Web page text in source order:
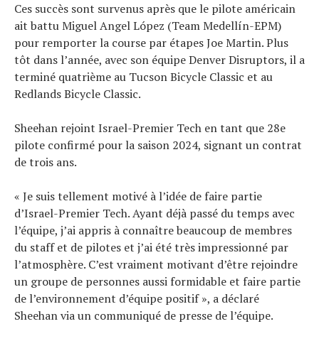
Ces succès sont survenus après que le pilote américain
ait battu Miguel Angel López (Team Medellín-EPM)
pour remporter la course par étapes Joe Martin. Plus
tôt dans l’année, avec son équipe Denver Disruptors, il a
terminé quatrième au Tucson Bicycle Classic et au
Redlands Bicycle Classic.
Sheehan rejoint Israel-Premier Tech en tant que 28e
pilote confirmé pour la saison 2024, signant un contrat
de trois ans.
« Je suis tellement motivé à l’idée de faire partie
d’Israel-Premier Tech. Ayant déjà passé du temps avec
l’équipe, j’ai appris à connaître beaucoup de membres
du staff et de pilotes et j’ai été très impressionné par
l’atmosphère. C’est vraiment motivant d’être rejoindre
un groupe de personnes aussi formidable et faire partie
de l’environnement d’équipe positif », a déclaré
Sheehan via un communiqué de presse de l’équipe.
À propos